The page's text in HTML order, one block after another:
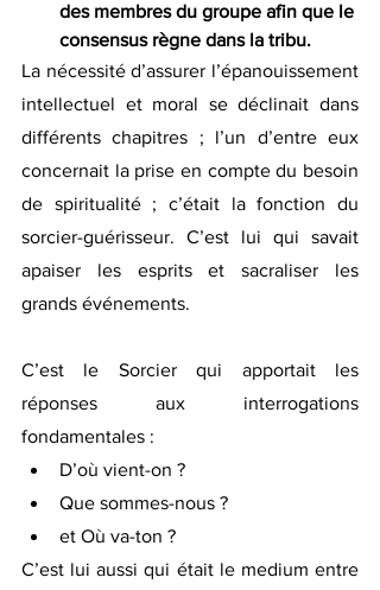
des membres du groupe afin que le
consensus règne dans la tribu.
La nécessité d’assurer l’épanouissement
intellectuel et moral se déclinait dans
différents chapitres ; l’un d’entre eux
concernait la prise en compte du besoin
de spiritualité ; c’était la fonction du
sorcier-guérisseur. C’est lui qui savait
apaiser les esprits et sacraliser les
grands événements.
C’est le Sorcier qui apportait les
réponses aux interrogations
fondamentales :
D’où vient-on ?
Que sommes-nous ?
et Où va-ton ?
C’est lui aussi qui était le medium entre